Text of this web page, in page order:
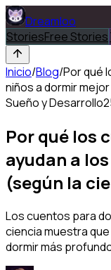
Dreamloo
StoriesFree Stories
Inicio/Blog/Por qué
niños a dormir
Sueño y Desarrollo
Por qué los
ayudan a
(según la
Los cuentos para
ciencia muestra
dormir más